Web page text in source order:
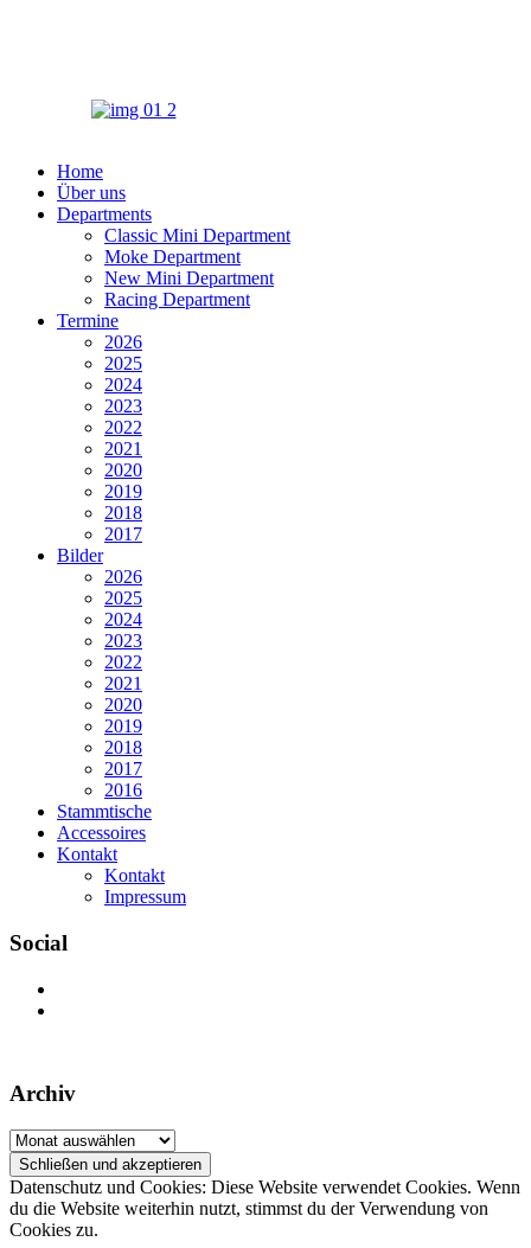
Home
Über uns
Departments
Classic Mini Department
Moke Department
New Mini Department
Racing Department
Termine
2026
2025
2024
2023
2022
2021
2020
2019
2018
2017
Bilder
2026
2025
2024
2023
2022
2021
2020
2019
2018
2017
2016
Stammtische
Accessoires
Kontakt
Kontakt
Impressum
Social
anzeigen
Instagram
Archiv
Archiv
Datenschutz und Cookies: Diese Website verwendet Cookies. Wenn
du die Website weiterhin nutzt, stimmst du der Verwendung von
Cookies zu.